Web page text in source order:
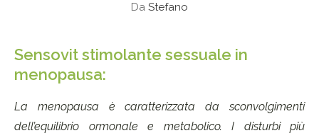
Da Stefano
Sensovit stimolante sessuale in
menopausa:
La menopausa è caratterizzata da sconvolgimenti
dell’equilibrio ormonale e metabolico. I disturbi più